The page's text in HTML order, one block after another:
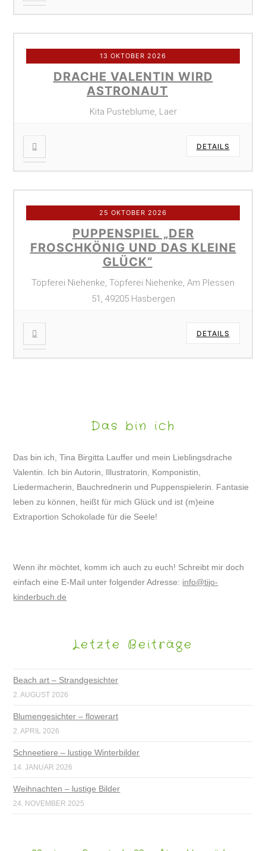
13 OKTOBER 2026
DRACHE VALENTIN WIRD
ASTRONAUT
Kita Pusteblume, Laer
DETAILS
25 OKTOBER 2026
PUPPENSPIEL „DER
FROSCHKÖNIG UND DAS KLEINE
GLÜCK“
Töpferei Niehenke, Töpferei Niehenke, Am Plessen
51, 49205 Hasbergen
DETAILS
Das bin ich
Das bin ich, Tina Birgitta Lauffer und mein Lieblingsdrache
Valentin. Ich bin Autorin, Illustratorin, Komponistin,
Liedermacherin, Bauchrednerin und Puppenspielerin. Fantasie
leben zu können, heißt für mich Glück und ist (m)eine
Extraportion Schokolade für die Seele!
Wenn ihr möchtet, komm ich auch zu euch! Schreibt mir doch
einfach eine E-Mail unter folgender Adresse: info@tijo-
kinderbuch.de
Letzte Beiträge
Beach art – Strandgesichter
2. AUGUST 2026
Blumengesichter – flowerart
2. APRIL 2026
Schneetiere – lustige Winterbilder
14. JANUAR 2026
Weihnachten – lustige Bilder
24. NOVEMBER 2025